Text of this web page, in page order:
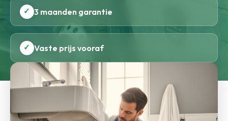
✓ 3 maanden garantie
✓ Vaste prijs vooraf